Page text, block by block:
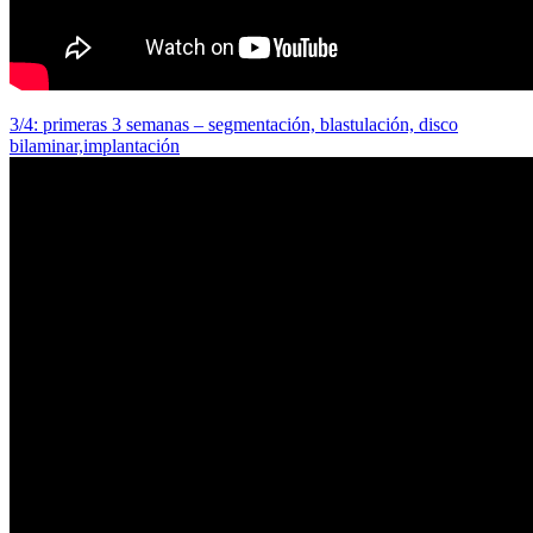
3/4: primeras 3 semanas – segmentación, blastulación, disco
bilaminar,implantación